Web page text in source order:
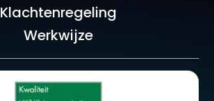
Klachtenregeling
Werkwijze